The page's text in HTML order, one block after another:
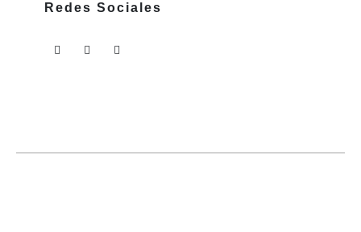
Redes Sociales